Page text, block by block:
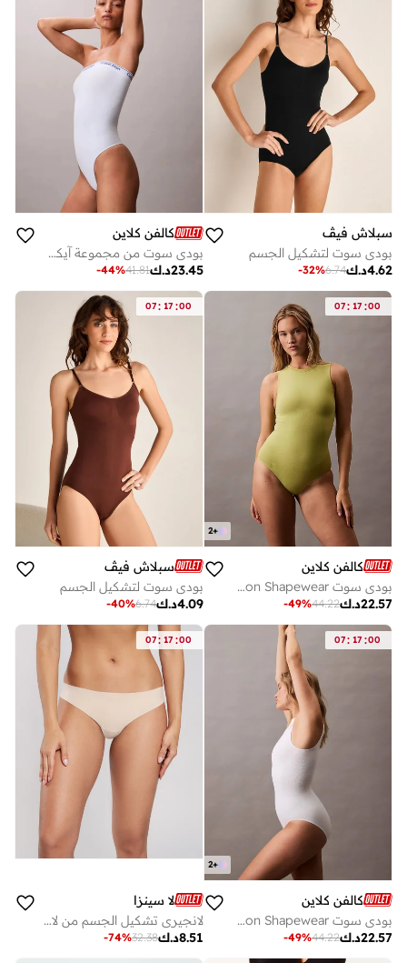
سبلاش فيڤ
بودي سوت لتشكيل الجسم
د.ك4.62
6.74
-32%
كالفن كلاين
بودي سوت من مجموعة آيكون شيبوير
د.ك23.45
41.81
-44%
07: 17 :00
+
2
كالفن كلاين
بودي سوت Icon Shapewear بدون خياطة
د.ك22.57
44.22
-49%
07: 17 :00
سبلاش فيڤ
بودي سوت لتشكيل الجسم
د.ك4.09
6.74
-40%
07: 17 :00
+
2
كالفن كلاين
بودي سوت Icon Shapewear بدون خياطة
د.ك22.57
44.22
-49%
07: 17 :00
لا سينزا
لانجيري تشكيل الجسم من لا سينزا
د.ك8.51
32.38
-74%